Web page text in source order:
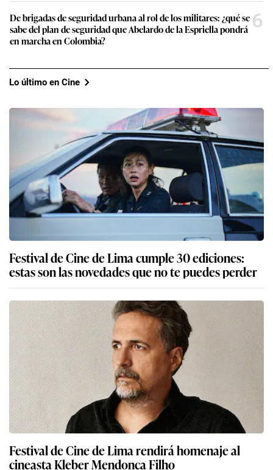
De brigadas de seguridad urbana al rol de los militares: ¿qué se
sabe del plan de seguridad que Abelardo de la Espriella pondrá
en marcha en Colombia?
6
Lo último en Cine
Festival de Cine de Lima cumple 30 ediciones:
estas son las novedades que no te puedes perder
Festival de Cine de Lima rendirá homenaje al
cineasta Kleber Mendonça Filho